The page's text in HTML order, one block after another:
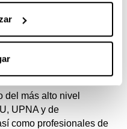
presencial, con
de doble título
diversas titulaciones de
del más alto nivel
UPNA y de
como profesionales de